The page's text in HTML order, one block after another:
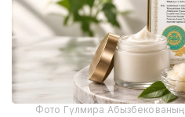
Фото Гүлмира Абызбекованың